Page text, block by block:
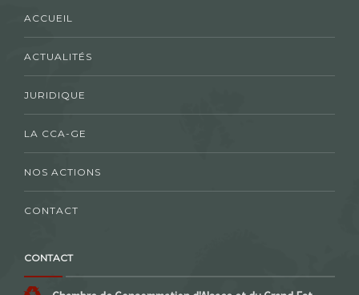
ACCUEIL
ACTUALITÉS
JURIDIQUE
LA CCA-GE
NOS ACTIONS
CONTACT
CONTACT